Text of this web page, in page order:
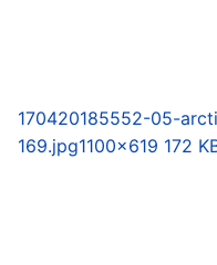
170420185552-05-
169.jpg1100×619 172